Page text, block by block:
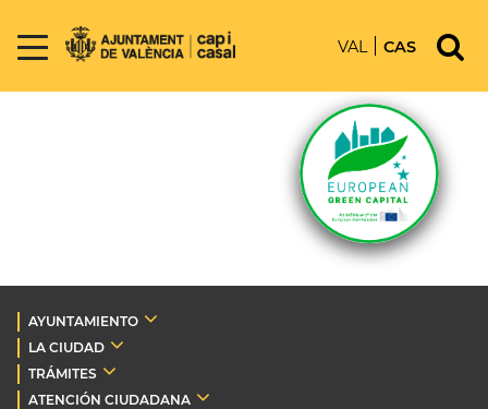
VAL CAS
AYUNTAMIENTO
LA CIUDAD
TRÁMITES
ATENCIÓN CIUDADANA